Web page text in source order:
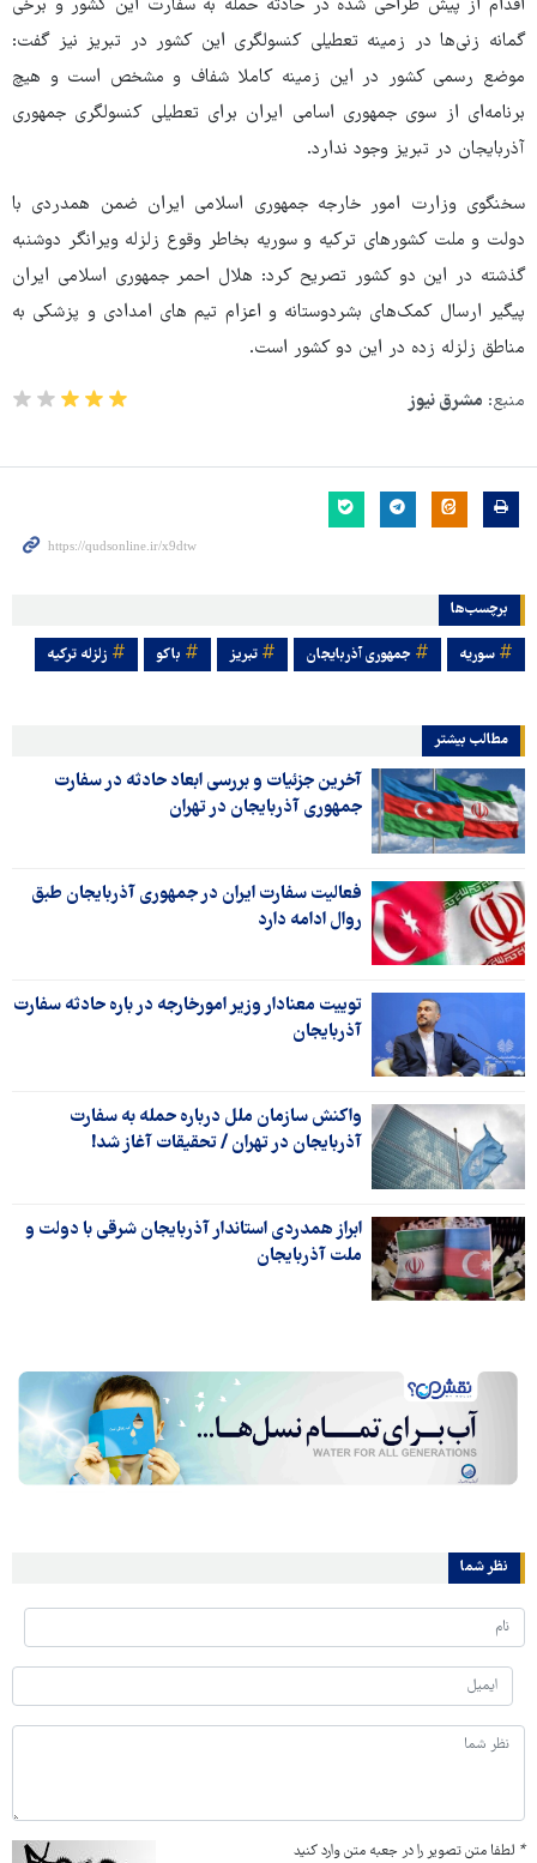
اقدام از پیش طراحی شده در حادثه حمله به سفارت این کشور و برخی
گمانه زنی‌ها در زمینه تعطیلی کنسولگری این کشور در تبریز نیز گفت:
موضع رسمی کشور در این زمینه کاملا شفاف و مشخص است و هیچ
برنامه‌ای از سوی جمهوری اسامی ایران برای تعطیلی کنسولگری جمهوری
آذربایجان در تبریز وجود ندارد.
سخنگوی وزارت امور خارجه جمهوری اسلامی ایران ضمن همدردی با
دولت و ملت کشورهای ترکیه و سوریه بخاطر وقوع زلزله ویرانگر دوشنبه
گذشته در این دو کشور تصریح کرد: هلال احمر جمهوری اسلامی ایران
پیگیر ارسال کمک‌های بشردوستانه و اعزام تیم های امدادی و پزشکی به
مناطق زلزله زده در این دو کشور است.
منبع: مشرق نیوز
برچسب‌ها
سوریه جمهوری آذربایجان تبریز باکو زلزله ترکیه
مطالب بیشتر
آخرین جزئیات و بررسی ابعاد حادثه در سفارت
جمهوری آذربایجان در تهران
فعالیت سفارت ایران در جمهوری آذربایجان طبق
روال ادامه دارد
توییت معنادار وزیر امورخارجه در باره حادثه سفارت
آذربایجان
واکنش سازمان ملل درباره حمله به سفارت
آذربایجان در تهران / تحقیقات آغاز شد!
ابراز همدردی استاندار آذربایجان شرقی با دولت و
ملت آذربایجان
نظر شما
* لطفا متن تصویر را در جعبه متن وارد کنید